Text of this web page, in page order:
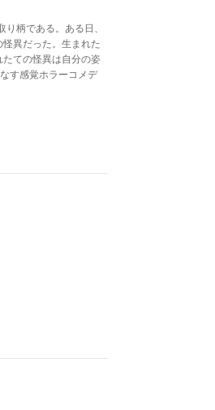
柄である。ある日、
異だった。生まれた
ての怪異は自分の姿
す感覚ホラーコメデ